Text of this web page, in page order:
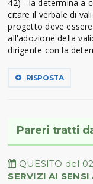
42) - la determina a
citare il verbale di
progetto deve
all'adozione della
dirigente con la
RISPOSTA
Pareri tratti
QUESITO del
SERVIZI AI